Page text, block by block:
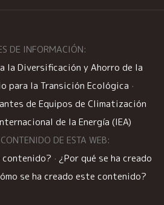
DE INFORMACIÓN:
la Diversificación y Ahorro de la
para la Transición Ecológica ·
de Equipos de Climatización
de la Energía (IEA)
DE ESTA WEB:
contenido? · ¿Por qué se ha creado
se ha creado este contenido?